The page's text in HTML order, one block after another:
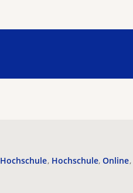
Hochschule Hochschule Online